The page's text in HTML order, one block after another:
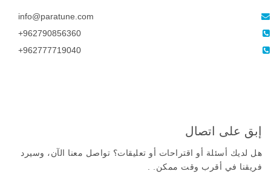
info@paratune.com
‎+962790856360‎
‎+962777719040‎
إبق على اتصال
هل لديك أسئلة أو اقتراحات أو تعليقات؟ تواصل معنا الآن، وسيرد
فريقنا في أقرب وقت ممكن. .